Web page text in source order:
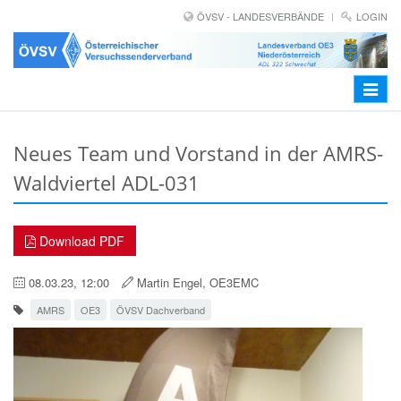
ÖVSV - LANDESVERBÄNDE LOGIN
Toggle
Neues Team und Vorstand in der AMRS-
Waldviertel ADL-031
Download PDF
08.03.23, 12:00 Martin Engel, OE3EMC
AMRS OE3 ÖVSV Dachverband